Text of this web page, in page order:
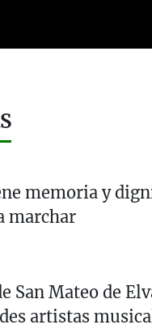
memoria y
marchar
San Mateo de
artistas